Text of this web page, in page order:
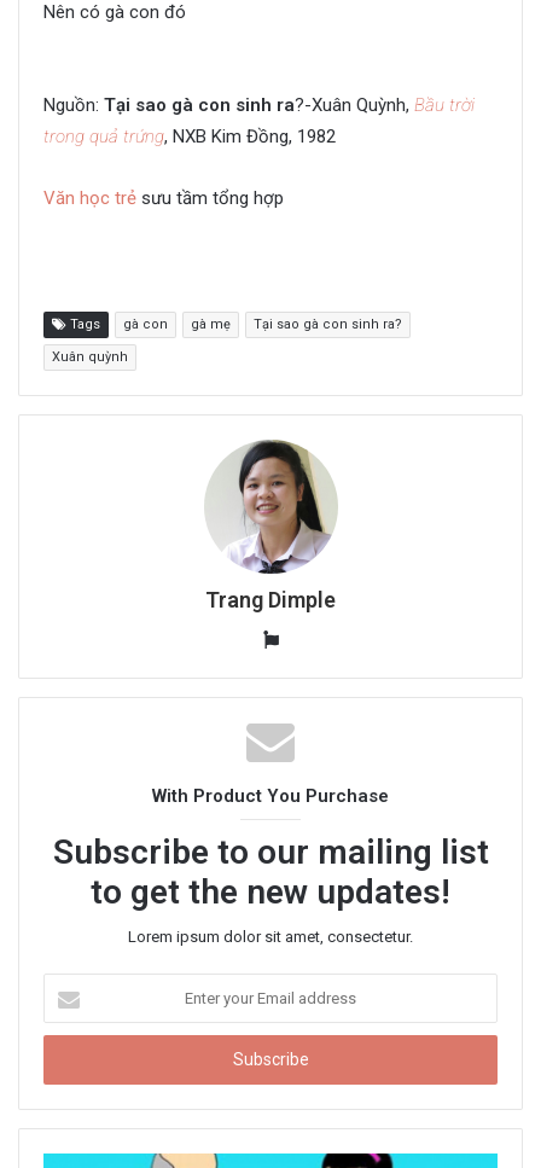
Nên có gà con đó
Nguồn: Tại sao gà con sinh ra?-Xuân Quỳnh, Bầu trời
trong quả trứng, NXB Kim Đồng, 1982
Văn học trẻ sưu tầm tổng hợp
Tags gà con gà mẹ Tại sao gà con sinh ra?
Xuân quỳnh
Trang Dimple
W
b
s
i
e
With Product You Purchase
Subscribe to our mailing list
to get the new updates!
Lorem ipsum dolor sit amet, consectetur.
t
r
y